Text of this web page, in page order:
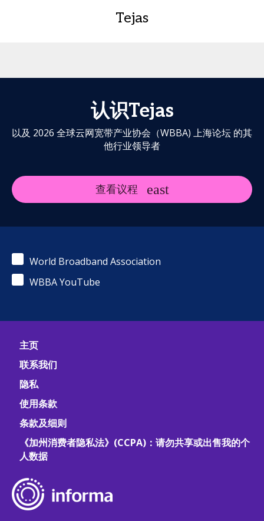
Tejas
认识Tejas
以及 2026 全球云网宽带产业协会（WBBA) 上海论坛 的其
他行业领导者
查看议程
World Broadband Association
WBBA YouTube
主页
联系我们
隐私
使用条款
条款及细则
《加州消费者隐私法》(CCPA)：请勿共享或出售我的个
人数据